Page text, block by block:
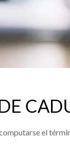
el